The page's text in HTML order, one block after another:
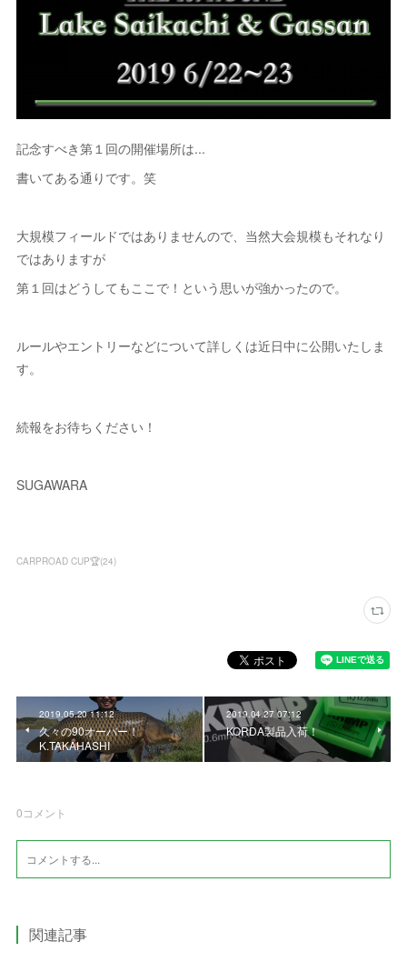
記念すべき第１回の開催場所は...
書いてある通りです。笑
大規模フィールドではありませんので、当然大会規模もそれなり
ではありますが
第１回はどうしてもここで！という思いが強かったので。
ルールやエントリーなどについて詳しくは近日中に公開いたしま
す。
続報をお待ちください！
SUGAWARA
CARPROAD CUP🏆(24)
2019.05.20 11:12
久々の90オーバー！
K.TAKAHASHI
2019.04.27 07:12
KORDA製品入荷！
0コメント
関連記事